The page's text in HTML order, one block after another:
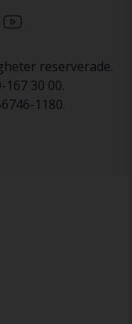
reserverade.
30 00.
1180.